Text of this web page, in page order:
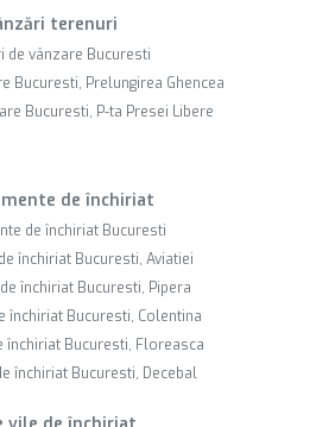
terenuri
de vânzare Bucuresti
Bucuresti, Prelungirea Ghencea
Bucuresti, P-ta Presei Libere
de închiriat
de închiriat Bucuresti
închiriat Bucuresti, Aviatiei
închiriat Bucuresti, Pipera
închiriat Bucuresti, Colentina
închiriat Bucuresti, Floreasca
închiriat Bucuresti, Decebal